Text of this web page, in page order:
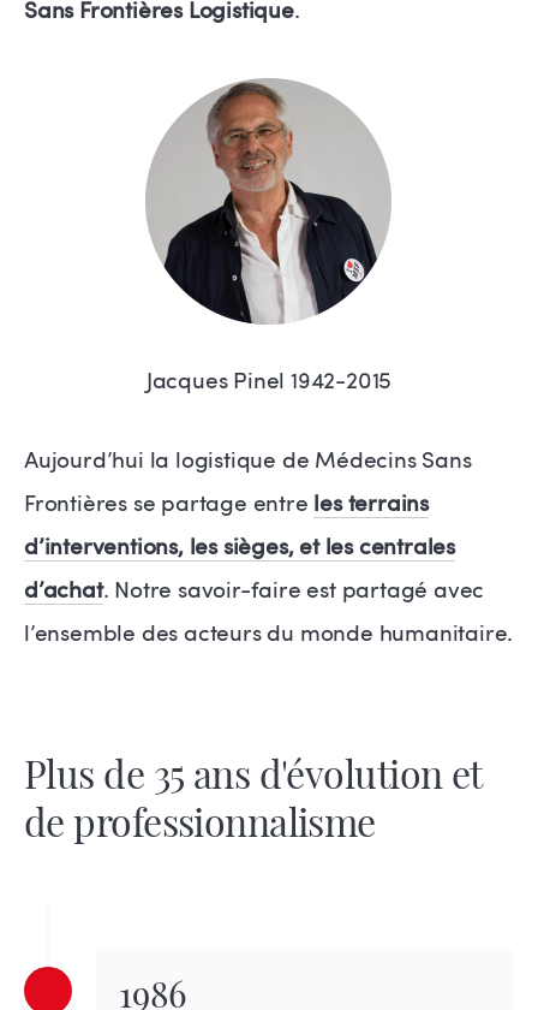
Sans Frontières Logistique.
Jacques Pinel 1942-2015
Aujourd’hui la logistique de Médecins Sans
Frontières se partage entre les terrains
d’interventions, les sièges, et les centrales
d’achat. Notre savoir-faire est partagé avec
l’ensemble des acteurs du monde humanitaire.
Plus de 35 ans d'évolution et
de professionnalisme
1986